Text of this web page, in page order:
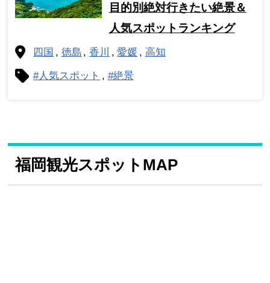
目的別絶対行きたい絶景＆
人気スポットランキング
四国 徳島 香川 愛媛 高知
#人気スポット #絶景
福岡観光スポットMAP